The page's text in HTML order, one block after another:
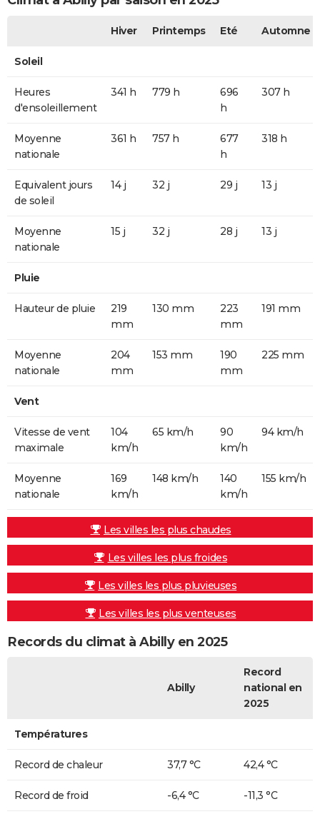
Hiver Printemps Eté Automne
Soleil
Heures
d'ensoleillement
341 h 779 h
696
h
307 h
Moyenne
nationale
361 h 757 h
677
h
318 h
Equivalent jours
de soleil
14 j 32 j 29 j 13 j
Moyenne
nationale
15 j 32 j 28 j 13 j
Pluie
Hauteur de pluie
219
mm
130 mm
223
mm
191 mm
Moyenne
nationale
204
mm
153 mm
190
mm
225 mm
Vent
Vitesse de vent
maximale
104
km/h
65 km/h
90
km/h
94 km/h
Moyenne
nationale
169
km/h
148 km/h
140
km/h
155 km/h
Les villes les plus chaudes
Les villes les plus froides
Les villes les plus pluvieuses
Les villes les plus venteuses
Records du climat à Abilly en 2025
Abilly
Record
national en
2025
Températures
Record de chaleur 37,7 °C 42,4 °C
Record de froid -6,4 °C -11,3 °C